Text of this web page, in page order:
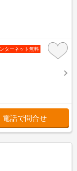
ターネット無料
電話で問合せ